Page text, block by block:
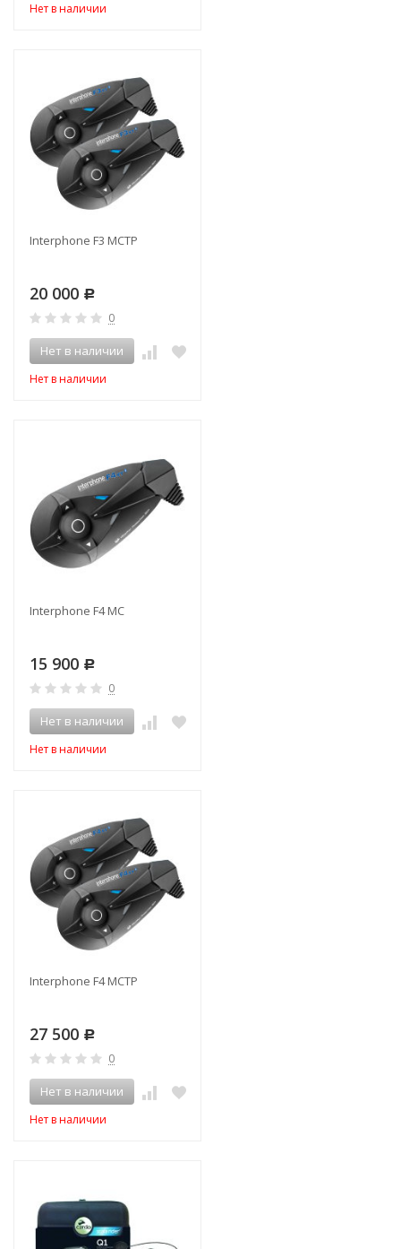
Нет в наличии
Interphone F3 MCTP
20 000 Р
0
Нет в наличии
Нет в наличии
Interphone F4 MC
15 900 Р
0
Нет в наличии
Нет в наличии
Interphone F4 MCTP
27 500 Р
0
Нет в наличии
Нет в наличии